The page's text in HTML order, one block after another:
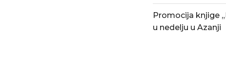
Promocija knjige
u nedelju u Azanji